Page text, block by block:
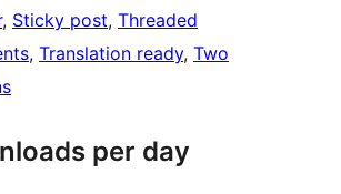
, Sticky post, Threaded
, Translation ready, Two
per day